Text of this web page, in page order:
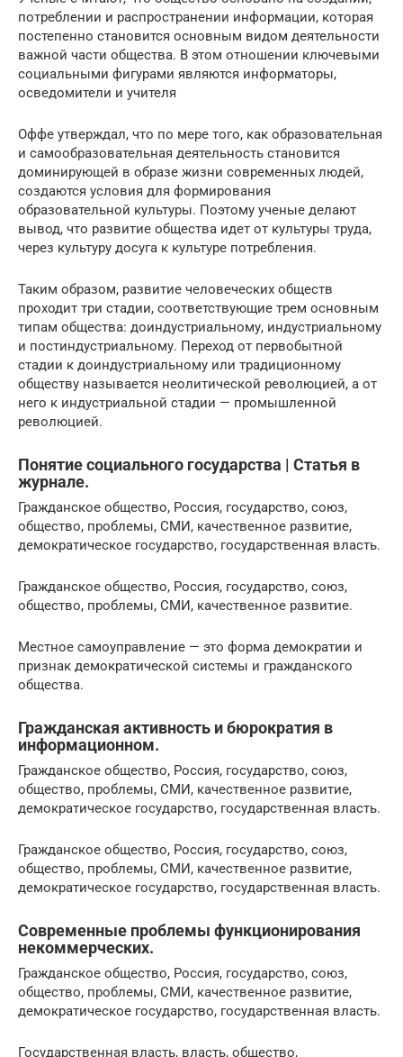
потреблении и распространении информации, которая
постепенно становится основным видом деятельности
важной части общества. В этом отношении ключевыми
социальными фигурами являются информаторы,
осведомители и учителя
Оффе утверждал, что по мере того, как образовательная
и самообразовательная деятельность становится
доминирующей в образе жизни современных людей,
создаются условия для формирования
образовательной культуры. Поэтому ученые делают
вывод, что развитие общества идет от культуры труда,
через культуру досуга к культуре потребления.
Таким образом, развитие человеческих обществ
проходит три стадии, соответствующие трем основным
типам общества: доиндустриальному, индустриальному
и постиндустриальному. Переход от первобытной
стадии к доиндустриальному или традиционному
обществу называется неолитической революцией, а от
него к индустриальной стадии — промышленной
революцией.
Понятие социального государства | Статья в
журнале.
Гражданское общество, Россия, государство, союз,
общество, проблемы, СМИ, качественное развитие,
демократическое государство, государственная власть.
Гражданское общество, Россия, государство, союз,
общество, проблемы, СМИ, качественное развитие.
Местное самоуправление — это форма демократии и
признак демократической системы и гражданского
общества.
Гражданская активность и бюрократия в
информационном.
Гражданское общество, Россия, государство, союз,
общество, проблемы, СМИ, качественное развитие,
демократическое государство, государственная власть.
Гражданское общество, Россия, государство, союз,
общество, проблемы, СМИ, качественное развитие,
демократическое государство, государственная власть.
Современные проблемы функционирования
некоммерческих.
Гражданское общество, Россия, государство, союз,
общество, проблемы, СМИ, качественное развитие,
демократическое государство, государственная власть.
Государственная власть, власть, общество,